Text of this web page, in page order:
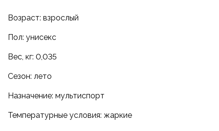
Возраст: взрослый
Пол: унисекс
Вес, кг: 0,035
Сезон: лето
Назначение: мультиспорт
Температурные условия: жаркие